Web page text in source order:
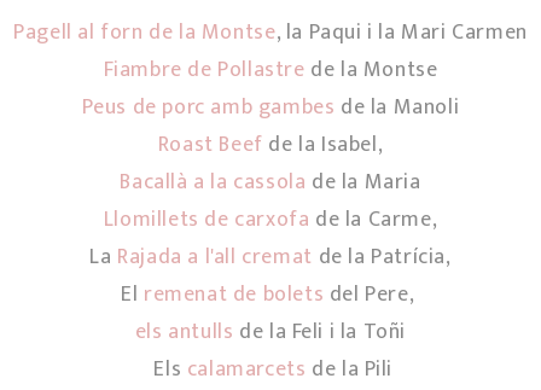
Pagell al forn de la Montse, la Paqui i la Mari Carmen
Fiambre de Pollastre de la Montse
Peus de porc amb gambes de la Manoli
Roast Beef de la Isabel,
Bacallà a la cassola de la Maria
Llomillets de carxofa de la Carme,
La Rajada a l'all cremat de la Patrícia,
El remenat de bolets del Pere,
els antulls de la Feli i la Toñi
Els calamarcets de la Pili